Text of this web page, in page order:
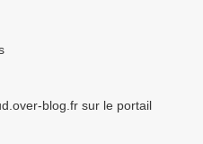
blog.fr sur le portail